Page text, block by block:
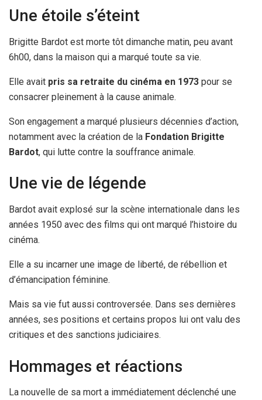
Une étoile s’éteint
Brigitte Bardot est morte tôt dimanche matin, peu avant
6h00, dans la maison qui a marqué toute sa vie.
Elle avait pris sa retraite du cinéma en 1973 pour se
consacrer pleinement à la cause animale.
Son engagement a marqué plusieurs décennies d’action,
notamment avec la création de la Fondation Brigitte
Bardot, qui lutte contre la souffrance animale.
Une vie de légende
Bardot avait explosé sur la scène internationale dans les
années 1950 avec des films qui ont marqué l’histoire du
cinéma.
Elle a su incarner une image de liberté, de rébellion et
d’émancipation féminine.
Mais sa vie fut aussi controversée. Dans ses dernières
années, ses positions et certains propos lui ont valu des
critiques et des sanctions judiciaires.
Hommages et réactions
La nouvelle de sa mort a immédiatement déclenché une